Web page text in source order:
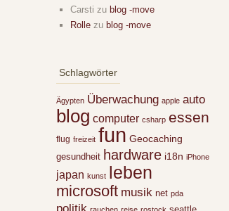
Carsti zu blog -move
Rolle zu blog -move
Schlagwörter
Ägypten Überwachung apple auto
blog computer csharp essen
flug freizeit fun Geocaching
gesundheit hardware i18n iPhone
japan kunst leben
microsoft musik net pda